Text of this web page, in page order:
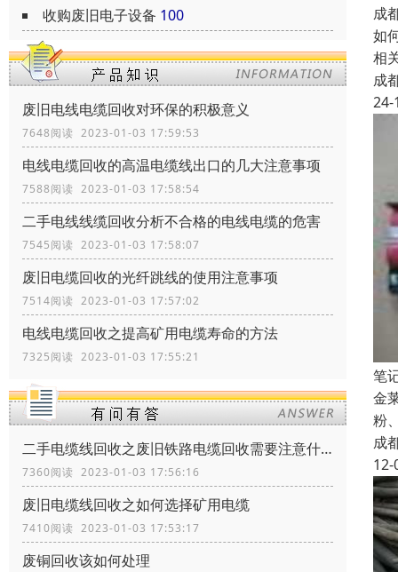
收购废旧电子设备 100
废旧电线电缆回收对环保的积极意义
7648阅读 2023-01-03 17:59:53
电线电缆回收的高温电缆线出口的几大注意事项
7588阅读 2023-01-03 17:58:54
二手电线线缆回收分析不合格的电线电缆的危害
7545阅读 2023-01-03 17:58:07
废旧电缆回收的光纤跳线的使用注意事项
7514阅读 2023-01-03 17:57:02
电线电缆回收之提高矿用电缆寿命的方法
7325阅读 2023-01-03 17:55:21
二手电缆线回收之废旧铁路电缆回收需要注意什么
7360阅读 2023-01-03 17:56:16
废旧电缆线回收之如何选择矿用电缆
7410阅读 2023-01-03 17:53:17
废铜回收该如何处理
成
如
相
成
24-
笔
金
粉
成
12-